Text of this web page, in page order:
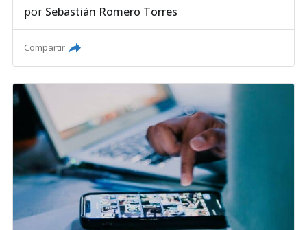
por Sebastián Romero Torres
Compartir